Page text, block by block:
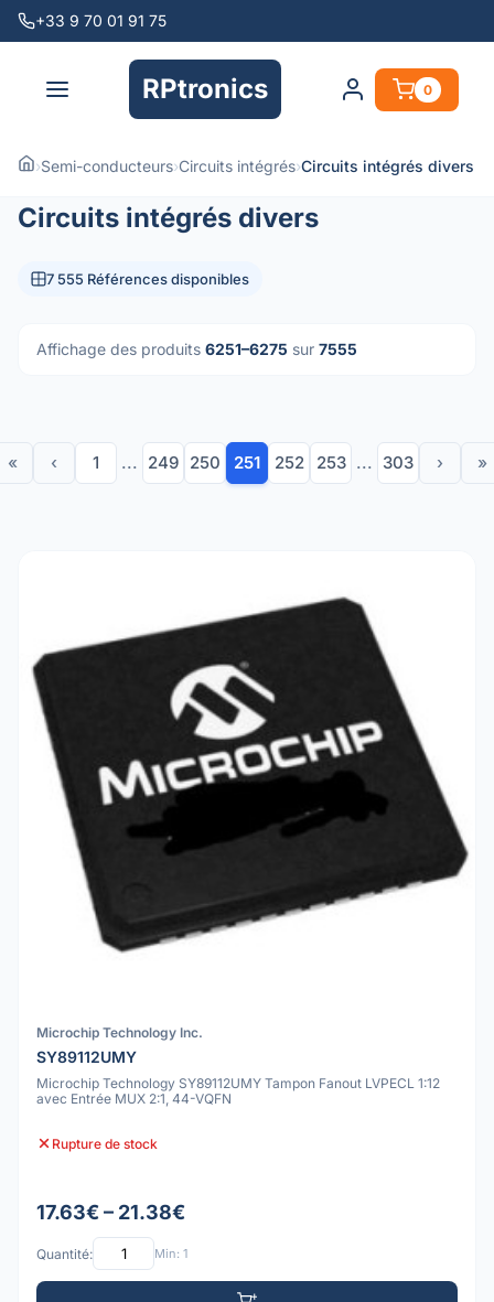
+33 9 70 01 91 75
RPtronics 0
›Semi-conducteurs›Circuits intégrés›Circuits intégrés divers
Circuits intégrés divers
7 555 Références disponibles
Affichage des produits 6251–6275 sur 7555
« ‹ 1 ... 249 250 251 252 253 ... 303 › »
Microchip Technology Inc.
SY89112UMY
Microchip Technology SY89112UMY Tampon Fanout LVPECL 1:12
avec Entrée MUX 2:1, 44-VQFN
Rupture de stock
17.63€ – 21.38€
Quantité: Min: 1